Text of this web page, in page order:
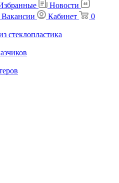
Новости
Вакансии Кабинет
0
стеклопластика